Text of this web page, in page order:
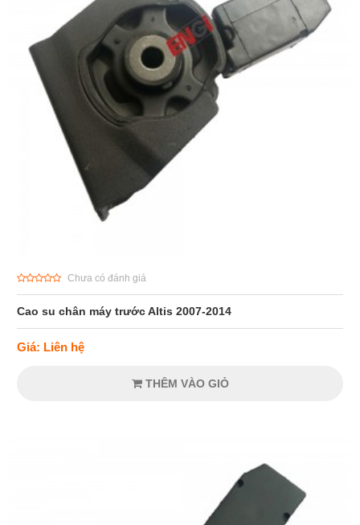
Chưa có đánh giá
Cao su chân máy trước Altis 2007-2014
Giá: Liên hệ
THÊM VÀO GIỎ